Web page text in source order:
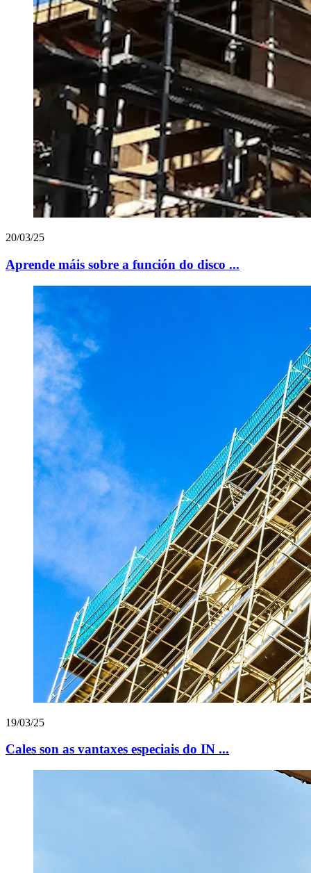
20/03/25
Aprende máis sobre a función do disco ...
19/03/25
Cales son as vantaxes especiais do IN ...